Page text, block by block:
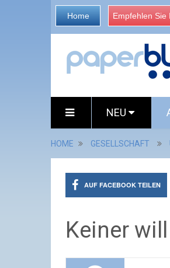
Home Empfehlen Sie
NEU
HOME GESELLSCHAFT
AUF FACEBOOK TEILEN
Keiner